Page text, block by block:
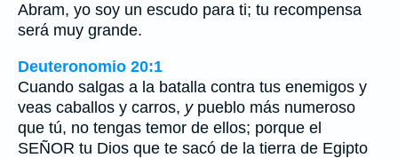
Abram, yo soy un escudo para ti; tu recompensa
será muy grande.
Deuteronomio 20:1
Cuando salgas a la batalla contra tus enemigos y
veas caballos y carros, ypueblo más numeroso
que tú, no tengas temor de ellos; porque el
SEÑOR tu Dios que te sacó de la tierra de Egipto